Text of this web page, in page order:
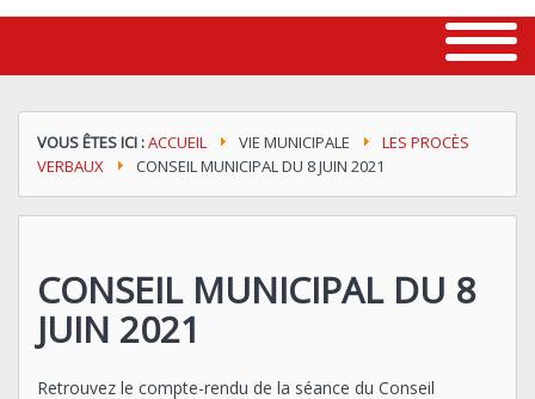
VOUS ÊTES ICI :ACCUEIL VIE MUNICIPALE
LES PROCÈS
VERBAUX
CONSEIL MUNICIPAL DU 8 JUIN 2021
CONSEIL MUNICIPAL DU 8
JUIN 2021
Retrouvez le compte-rendu de la séance du Conseil